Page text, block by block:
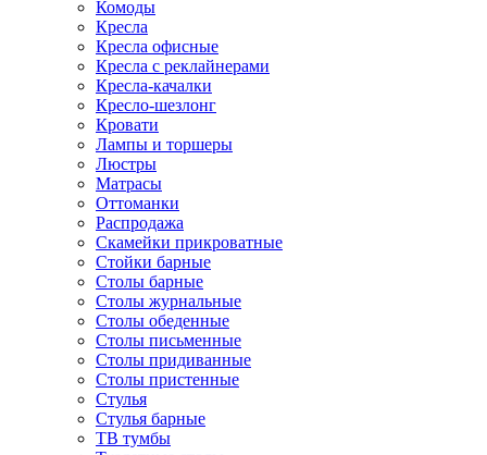
Комоды
Кресла
Кресла офисные
Кресла с реклайнерами
Кресла-качалки
Кресло-шезлонг
Кровати
Лампы и торшеры
Люстры
Матрасы
Оттоманки
Распродажа
Скамейки прикроватные
Стойки барные
Столы барные
Столы журнальные
Столы обеденные
Столы письменные
Столы придиванные
Столы пристенные
Стулья
Стулья барные
ТВ тумбы